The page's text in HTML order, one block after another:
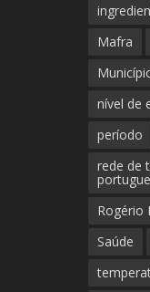
Mafra
nível de
período
rede de
Rogério
Saúde